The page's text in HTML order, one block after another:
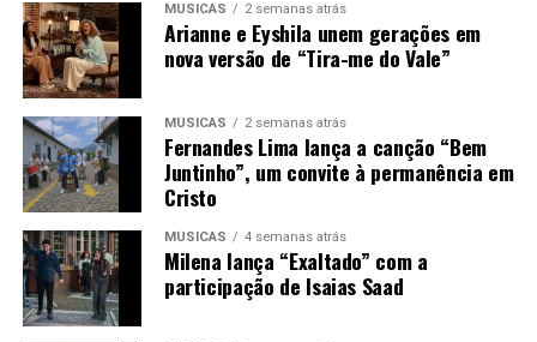
MÚSICAS 2 semanas atrás
Arianne e Eyshila unem gerações em
nova versão de “Tira-me do Vale”
MÚSICAS 2 semanas atrás
Fernandes Lima lança a canção “Bem
Juntinho”, um convite à permanência em
Cristo
MÚSICAS 4 semanas atrás
Milena lança “Exaltado” com a
participação de Isaias Saad